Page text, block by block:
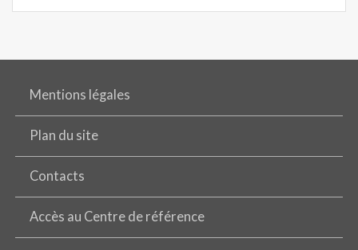
Mentions légales
Plan du site
Contacts
Accès au Centre de référence